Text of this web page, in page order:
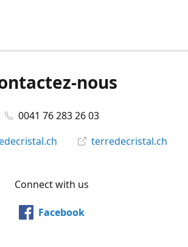
nous
0041 76 283 26 03
terredecristal.ch
Connect with us
Facebook